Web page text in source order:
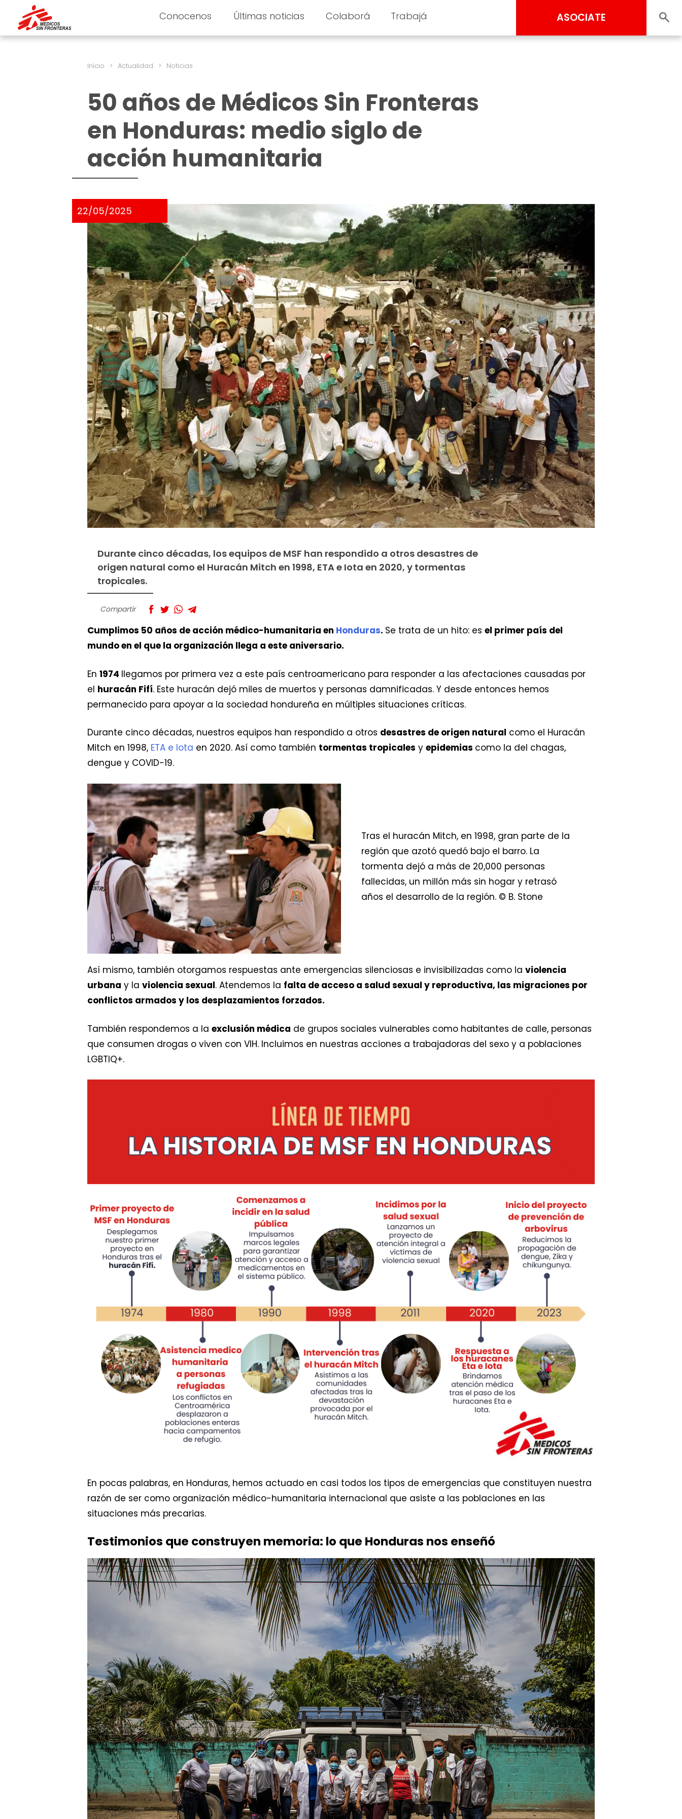
Conocenos Últimas noticias Colaborá Trabajá ASOCIATE
Inicio > Actualidad > Noticias
50 años de Médicos Sin Fronteras
en Honduras: medio siglo de
acción humanitaria
22/05/2025
Durante cinco décadas, los equipos de MSF han respondido a otros desastres de
origen natural como el Huracán Mitch en 1998, ETA e Iota en 2020, y tormentas
tropicales.
Compartir
Cumplimos 50 años de acción médico-humanitaria en Honduras. Se trata de un hito: es el primer país del
mundo en el que la organización llega a este aniversario.
En 1974 llegamos por primera vez a este país centroamericano para responder a las afectaciones causadas por
el huracán Fifí. Este huracán dejó miles de muertos y personas damnificadas. Y desde entonces hemos
permanecido para apoyar a la sociedad hondureña en múltiples situaciones críticas.
Durante cinco décadas, nuestros equipos han respondido a otros desastres de origen natural como el Huracán
Mitch en 1998, ETA e Iota en 2020. Así como también tormentas tropicales y epidemias como la del chagas,
dengue y COVID-19.
Tras el huracán Mitch, en 1998, gran parte de la
región que azotó quedó bajo el barro. La
tormenta dejó a más de 20,000 personas
fallecidas, un millón más sin hogar y retrasó
años el desarrollo de la región. © B. Stone
Así mismo, también otorgamos respuestas ante emergencias silenciosas e invisibilizadas como la violencia
urbana y la violencia sexual. Atendemos la falta de acceso a salud sexual y reproductiva, las migraciones por
conflictos armados y los desplazamientos forzados.
También respondemos a la exclusión médica de grupos sociales vulnerables como habitantes de calle, personas
que consumen drogas o viven con VIH. Incluimos en nuestras acciones a trabajadoras del sexo y a poblaciones
LGBTIQ+.
En pocas palabras, en Honduras, hemos actuado en casi todos los tipos de emergencias que constituyen nuestra
razón de ser como organización médico-humanitaria internacional que asiste a las poblaciones en las
situaciones más precarias.
Testimonios que construyen memoria: lo que Honduras nos enseñó